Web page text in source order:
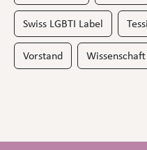
Swiss LGBTI Label
Vorstand Wissenschaft